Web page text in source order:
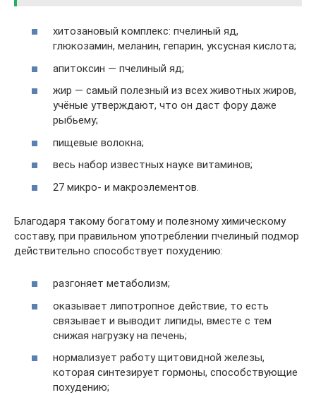
хитозановый комплекс: пчелиный яд,
глюкозамин, меланин, гепарин, уксусная кислота;
апитоксин — пчелиный яд;
жир — самый полезный из всех животных жиров,
учёные утверждают, что он даст фору даже
рыбьему;
пищевые волокна;
весь набор известных науке витаминов;
27 микро- и макроэлементов.
Благодаря такому богатому и полезному химическому
составу, при правильном употреблении пчелиный подмор
действительно способствует похудению:
разгоняет метаболизм;
оказывает липотропное действие, то есть
связывает и выводит липиды, вместе с тем
снижая нагрузку на печень;
нормализует работу щитовидной железы,
которая синтезирует гормоны, способствующие
похудению;